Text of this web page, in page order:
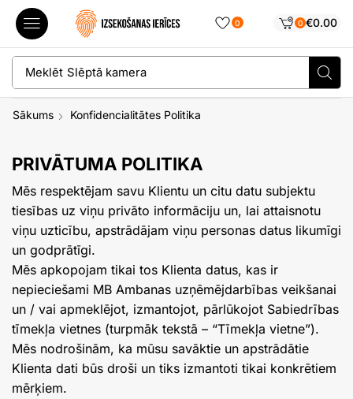
0 0 €0.00
Meklēt Slēptā kamera
Sākums Konfidencialitātes Politika
PRIVĀTUMA POLITIKA
Mēs respektējam savu Klientu un citu datu subjektu
tiesības uz viņu privāto informāciju un, lai attaisnotu
viņu uzticību, apstrādājam viņu personas datus likumīgi
un godprātīgi.
Mēs apkopojam tikai tos Klienta datus, kas ir
nepieciešami MB Ambanas uzņēmējdarbības veikšanai
un / vai apmeklējot, izmantojot, pārlūkojot Sabiedrības
tīmekļa vietnes (turpmāk tekstā – “Tīmekļa vietne”).
Mēs nodrošinām, ka mūsu savāktie un apstrādātie
Klienta dati būs droši un tiks izmantoti tikai konkrētiem
mērķiem.